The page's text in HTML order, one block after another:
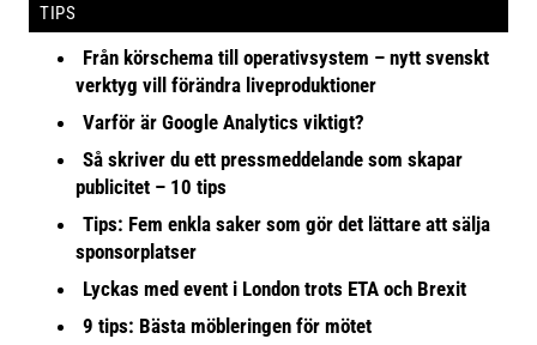
TIPS
Från körschema till operativsystem – nytt svenskt
verktyg vill förändra liveproduktioner
Varför är Google Analytics viktigt?
Så skriver du ett pressmeddelande som skapar
publicitet – 10 tips
Tips: Fem enkla saker som gör det lättare att sälja
sponsorplatser
Lyckas med event i London trots ETA och Brexit
9 tips: Bästa möbleringen för mötet